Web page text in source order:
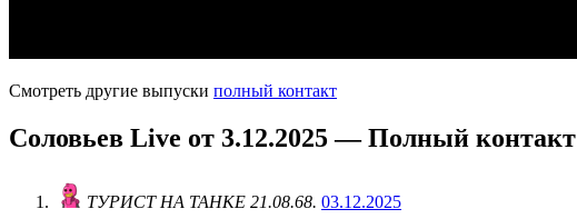
Смотреть другие выпуски полный контакт
Соловьев Live от 3.12.2025 — Полный контакт
ТУРИСТ НА ТАНКЕ 21.08.68. 03.12.2025